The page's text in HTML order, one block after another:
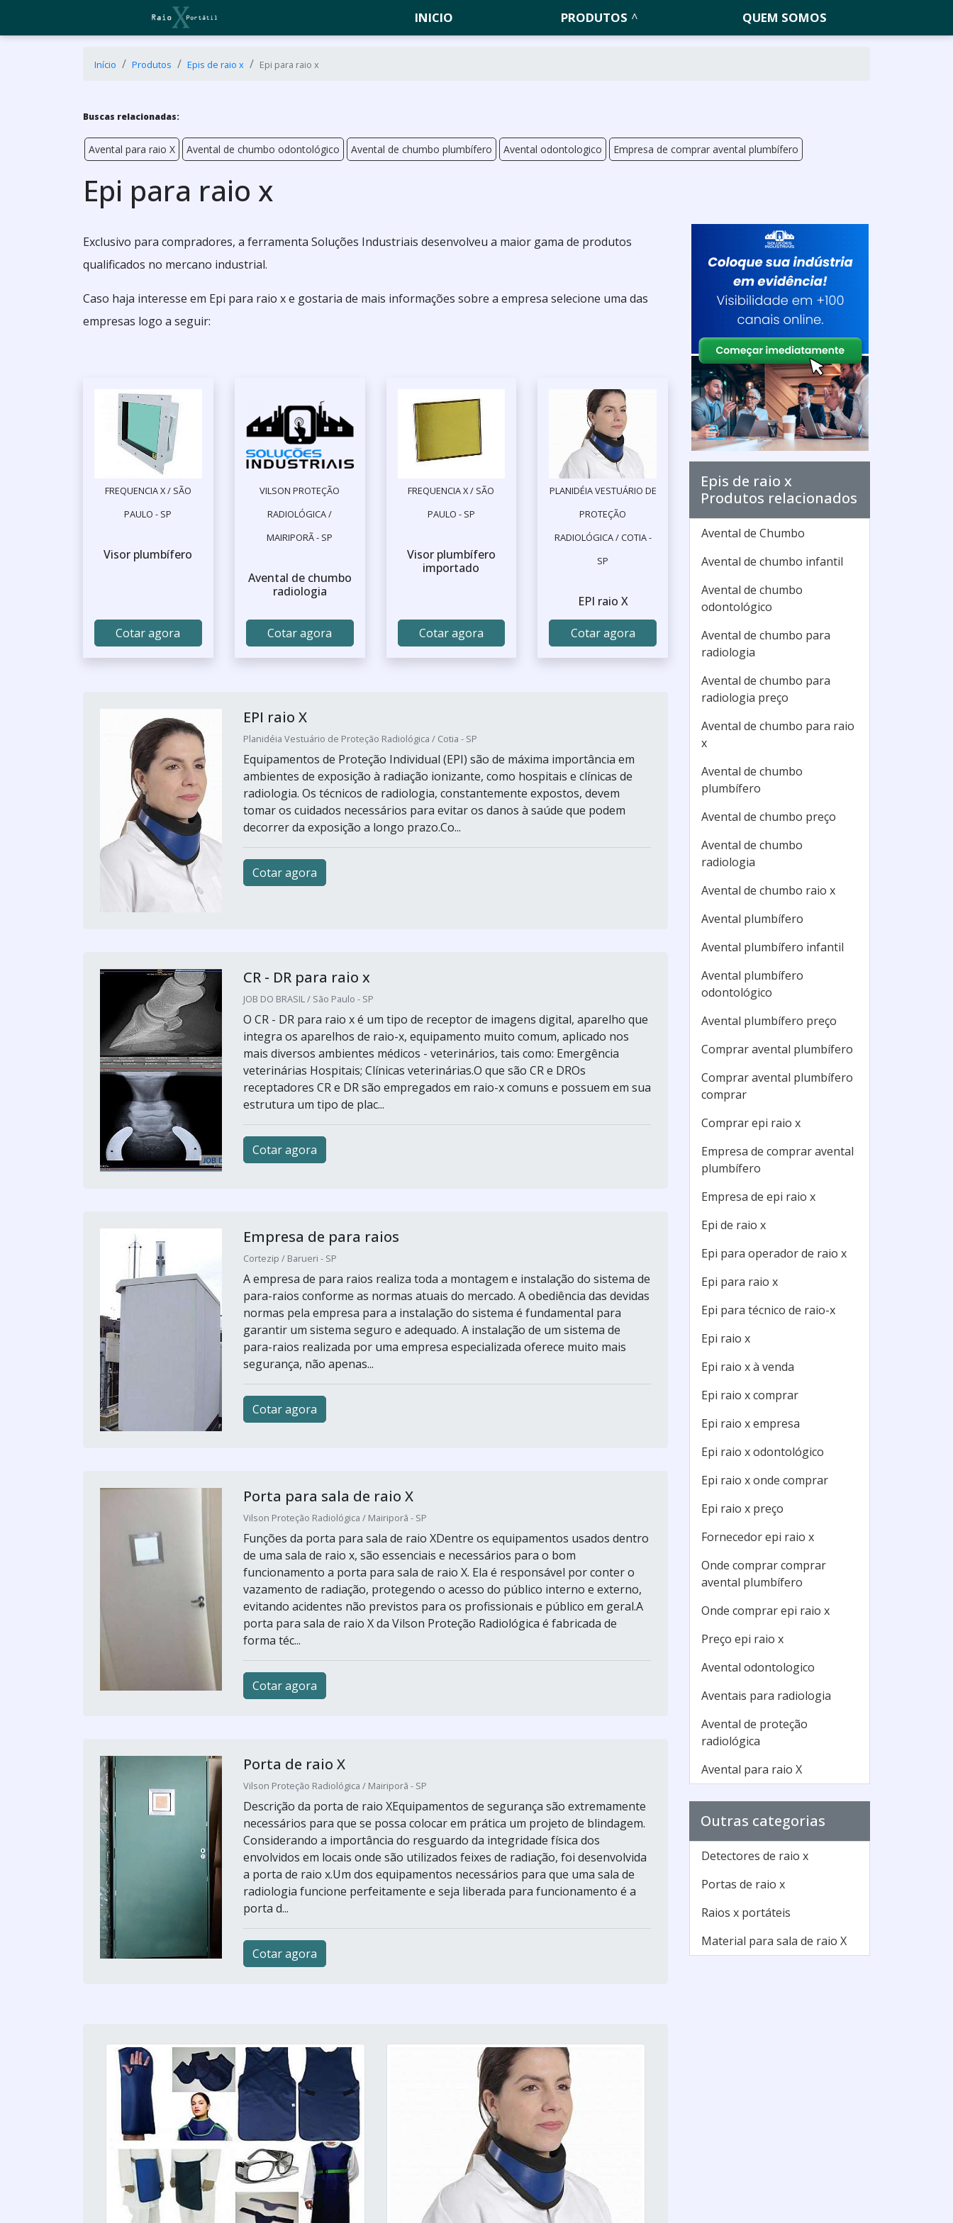
INICIO PRODUTOS QUEM SOMOS
Início Produtos Epis de raio x Epi para raio x
Buscas relacionadas:
Avental para raio X Avental de chumbo odontológico Avental de chumbo plumbífero Avental odontologico Empresa de comprar avental plumbífero
Epi para raio x
Exclusivo para compradores, a ferramenta Soluções Industriais desenvolveu a maior gama de produtos
qualificados no mercano industrial.
Caso haja interesse em Epi para raio x e gostaria de mais informações sobre a empresa selecione uma das
empresas logo a seguir:
FREQUENCIA X / SÃO
PAULO - SP
Visor plumbífero
Cotar agora
VILSON PROTEÇÃO
RADIOLÓGICA /
MAIRIPORÃ - SP
Avental de chumbo
radiologia
Cotar agora
FREQUENCIA X / SÃO
PAULO - SP
Visor plumbífero
importado
Cotar agora
PLANIDÉIA VESTUÁRIO DE
PROTEÇÃO
RADIOLÓGICA / COTIA -
SP
EPI raio X
Cotar agora
EPI raio X
Planidéia Vestuário de Proteção Radiológica / Cotia - SP
Equipamentos de Proteção Individual (EPI) são de máxima importância em
ambientes de exposição à radiação ionizante, como hospitais e clínicas de
radiologia. Os técnicos de radiologia, constantemente expostos, devem
tomar os cuidados necessários para evitar os danos à saúde que podem
decorrer da exposição a longo prazo.Co...
Cotar agora
CR - DR para raio x
JOB DO BRASIL / São Paulo - SP
O CR - DR para raio x é um tipo de receptor de imagens digital, aparelho que
integra os aparelhos de raio-x, equipamento muito comum, aplicado nos
mais diversos ambientes médicos - veterinários, tais como: Emergência
veterinárias Hospitais; Clínicas veterinárias.O que são CR e DROs
receptadores CR e DR são empregados em raio-x comuns e possuem em sua
estrutura um tipo de plac...
Cotar agora
Empresa de para raios
Cortezip / Barueri - SP
A empresa de para raios realiza toda a montagem e instalação do sistema de
para-raios conforme as normas atuais do mercado. A obediência das devidas
normas pela empresa para a instalação do sistema é fundamental para
garantir um sistema seguro e adequado. A instalação de um sistema de
para-raios realizada por uma empresa especializada oferece muito mais
segurança, não apenas...
Cotar agora
Porta para sala de raio X
Vilson Proteção Radiológica / Mairiporã - SP
Funções da porta para sala de raio XDentre os equipamentos usados dentro
de uma sala de raio x, são essenciais e necessários para o bom
funcionamento a porta para sala de raio X. Ela é responsável por conter o
vazamento de radiação, protegendo o acesso do público interno e externo,
evitando acidentes não previstos para os profissionais e público em geral.A
porta para sala de raio X da Vilson Proteção Radiológica é fabricada de
forma téc...
Cotar agora
Porta de raio X
Vilson Proteção Radiológica / Mairiporã - SP
Descrição da porta de raio XEquipamentos de segurança são extremamente
necessários para que se possa colocar em prática um projeto de blindagem.
Considerando a importância do resguardo da integridade física dos
envolvidos em locais onde são utilizados feixes de radiação, foi desenvolvida
a porta de raio x.Um dos equipamentos necessários para que uma sala de
radiologia funcione perfeitamente e seja liberada para funcionamento é a
porta d...
Cotar agora
Epis de raio x
Produtos relacionados
Avental de Chumbo
Avental de chumbo infantil
Avental de chumbo
odontológico
Avental de chumbo para
radiologia
Avental de chumbo para
radiologia preço
Avental de chumbo para raio
x
Avental de chumbo
plumbífero
Avental de chumbo preço
Avental de chumbo
radiologia
Avental de chumbo raio x
Avental plumbífero
Avental plumbífero infantil
Avental plumbífero
odontológico
Avental plumbífero preço
Comprar avental plumbífero
Comprar avental plumbífero
comprar
Comprar epi raio x
Empresa de comprar avental
plumbífero
Empresa de epi raio x
Epi de raio x
Epi para operador de raio x
Epi para raio x
Epi para técnico de raio-x
Epi raio x
Epi raio x à venda
Epi raio x comprar
Epi raio x empresa
Epi raio x odontológico
Epi raio x onde comprar
Epi raio x preço
Fornecedor epi raio x
Onde comprar comprar
avental plumbífero
Onde comprar epi raio x
Preço epi raio x
Avental odontologico
Aventais para radiologia
Avental de proteção
radiológica
Avental para raio X
Outras categorias
Detectores de raio x
Portas de raio x
Raios x portáteis
Material para sala de raio X